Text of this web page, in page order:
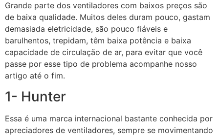
Grande parte dos ventiladores com baixos preços são
de baixa qualidade. Muitos deles duram pouco, gastam
demasiada eletricidade, são pouco fiáveis e
barulhentos, trepidam, têm baixa potência e baixa
capacidade de circulação de ar, para evitar que você
passe por esse tipo de problema acompanhe nosso
artigo até o fim.
1- Hunter
Essa é uma marca internacional bastante conhecida por
apreciadores de ventiladores, sempre se movimentando